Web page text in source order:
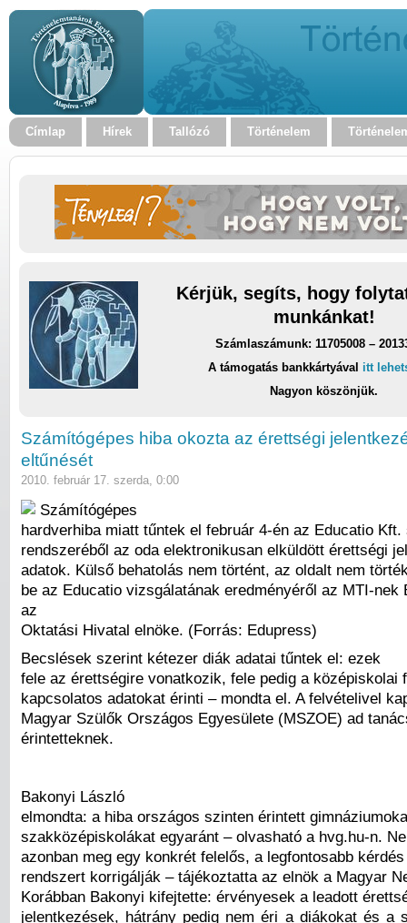
Címlap Hírek Tallózó Történelem
Kérjük, segíts, hogy
munkánkat!
Számlaszámunk: 11705008 –
A támogatás bankkártyával itt
Nagyon köszönjük.
Számítógépes hiba okozta az érettségi
eltűnését
2010. február 17. szerda, 0:00
Számítógépes
hardverhiba miatt tűntek el február 4-én az Educatio
rendszeréből az oda elektronikusan elküldött érettségi
adatok. Külső behatolás nem történt, az oldalt nem
be az Educatio vizsgálatának eredményéről az MTI-nek
az
Oktatási Hivatal elnöke. (Forrás: Edupress)
Becslések szerint kétezer diák adatai tűntek el: ezek
fele az érettségire vonatkozik, fele pedig a középiskolai
kapcsolatos adatokat érinti – mondta el. A felvételivel
Magyar Szülők Országos Egyesülete (MSZOE) ad
érintetteknek.
Bakonyi László
elmondta: a hiba országos szinten érintett
szakközépiskolákat egyaránt – olvasható a hvg.hu-n.
azonban meg egy konkrét felelős, a legfontosabb
rendszert korrigálják – tájékoztatta az elnök a Magyar
Korábban Bakonyi kifejtette: érvényesek a leadott
jelentkezések, hátrány pedig nem éri a diákokat és a